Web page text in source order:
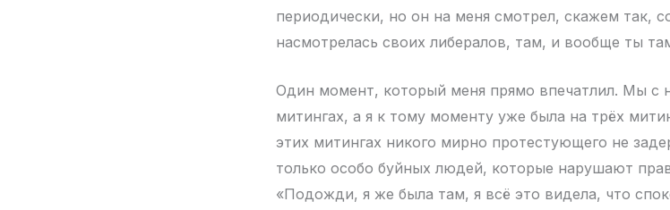
периодически, но он на меня смотрел, скажем так,
насмотрелась своих либералов, там, и вообще ты
Один момент, который меня прямо впечатлил. Мы с
митингах, а я к тому моменту уже была на трёх
этих митингах никого мирно протестующего не
только особо буйных людей, которые нарушают
«Подожди, я же была там, я всё это видела, что